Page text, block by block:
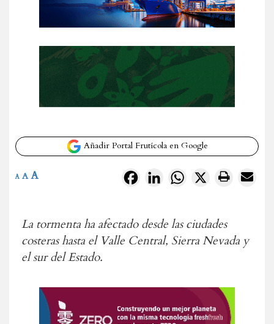
Añadir Portal Frutícola en Google
FacebookLinkedInWhatsApp
X
A A A
La tormenta ha afectado desde las ciudades
costeras hasta el Valle Central, Sierra Nevada y
el sur del Estado.